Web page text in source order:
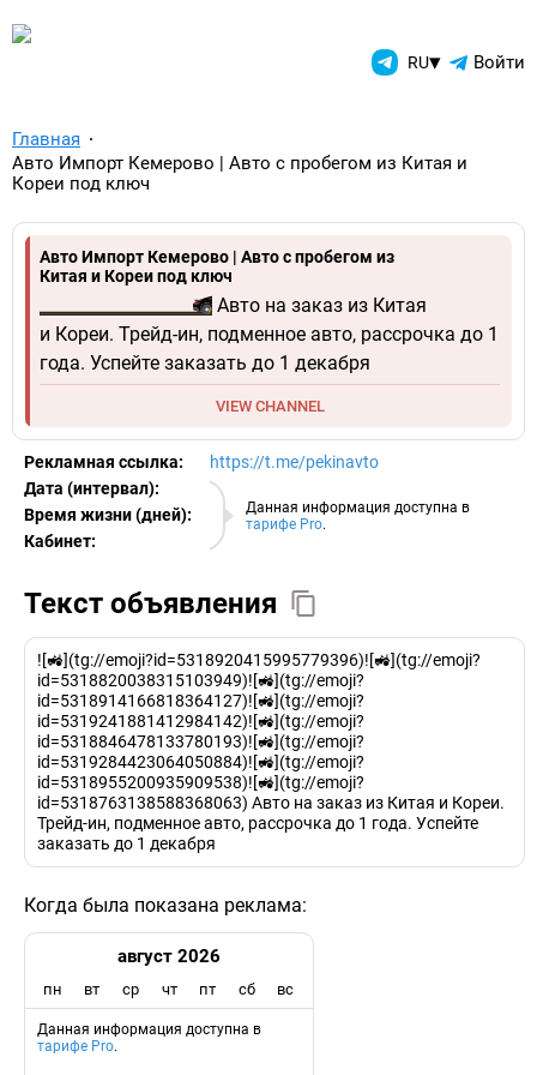
TelegramAds.com — RU▾ Войти
Главная
Авто Импорт Кемерово | Авто с пробегом из Китая и
Кореи под ключ
Авто Импорт Кемерово | Авто с пробегом из
Китая и Кореи под ключ
Авто на заказ из Китая
и Кореи. Трейд-ин, подменное авто, рассрочка до 1
года. Успейте заказать до 1 декабря
VIEW CHANNEL
Рекламная ссылка: https://t.me/pekinavto
Данная информация доступна в
тарифе Pro.
Дата (интервал):
06.08.2026
Время жизни (дней):
Кабинет:
EURO
Текст объявления
![🚜](tg://emoji?id=5318920415995779396)![🚜](tg://emoji?
id=5318820038315103949)![🚜](tg://emoji?
id=5318914166818364127)![🚜](tg://emoji?
id=5319241881412984142)![🚜](tg://emoji?
id=5318846478133780193)![🚜](tg://emoji?
id=5319284423064050884)![🚜](tg://emoji?
id=5318955200935909538)![🚜](tg://emoji?
id=5318763138588368063) Авто на заказ из Китая и Кореи.
Трейд-ин, подменное авто, рассрочка до 1 года. Успейте
заказать до 1 декабря
Когда была показана реклама:
август 2026
пн вт ср чт пт сб вс
Данная информация доступна в
тарифе Pro.